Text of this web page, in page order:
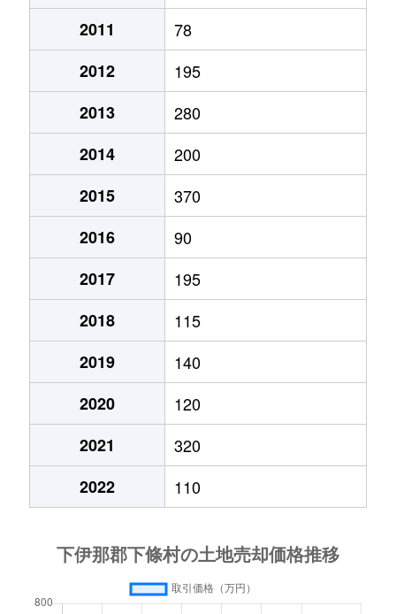
2011
78
2012
195
2013
280
2014
200
2015
370
2016
90
2017
195
2018
115
2019
140
2020
120
2021
320
2022
110